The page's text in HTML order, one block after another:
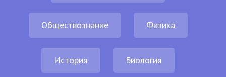
Обществознание Физика
История Биология